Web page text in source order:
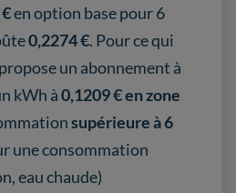
en option base pour 6
0,2274 €. Pour ce qui
un abonnement à
kWh à0,1209 € en zone
supérieure à 6
une consommation
eau chaude)